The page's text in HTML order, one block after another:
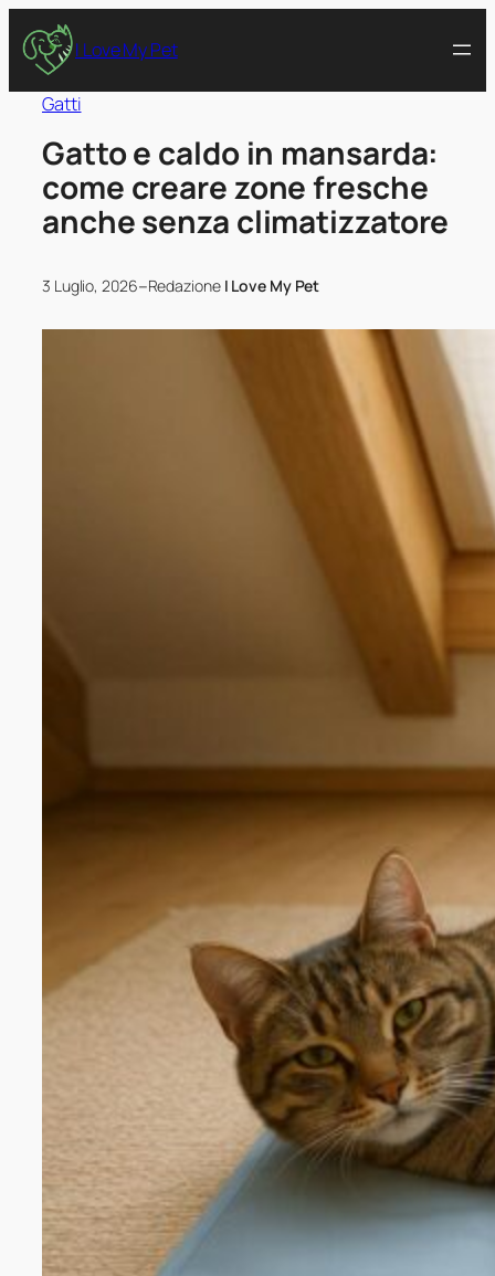
I Love My Pet
Gatti
Gatto e caldo in mansarda:
come creare zone fresche
anche senza climatizzatore
3 Luglio, 2026–Redazione I Love My Pet